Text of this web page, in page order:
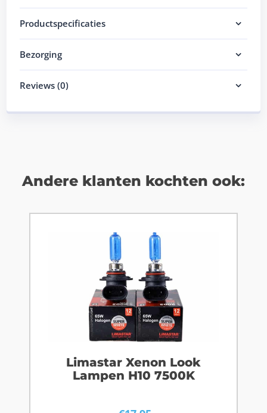
Productspecificaties
Bezorging
Reviews (0)
Andere klanten kochten ook:
Limastar Xenon Look
Lampen H10 7500K